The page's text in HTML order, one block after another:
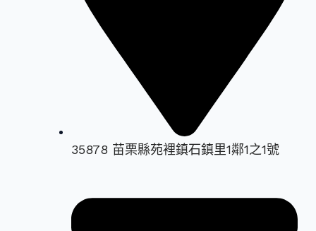
35878 苗栗縣苑裡鎮石鎮里1鄰1之1號